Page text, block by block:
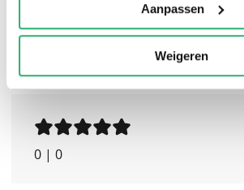
Aanpassen
Weigeren
0 | 0